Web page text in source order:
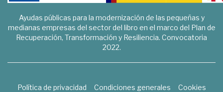
Ayudas públicas para la modernización de las pequeñas y
medianas empresas del sector del libro en el marco del Plan de
Recuperación, Transformación y Resiliencia. Convocatoria
2022.
Política de privacidad Condiciones generales
Cookies